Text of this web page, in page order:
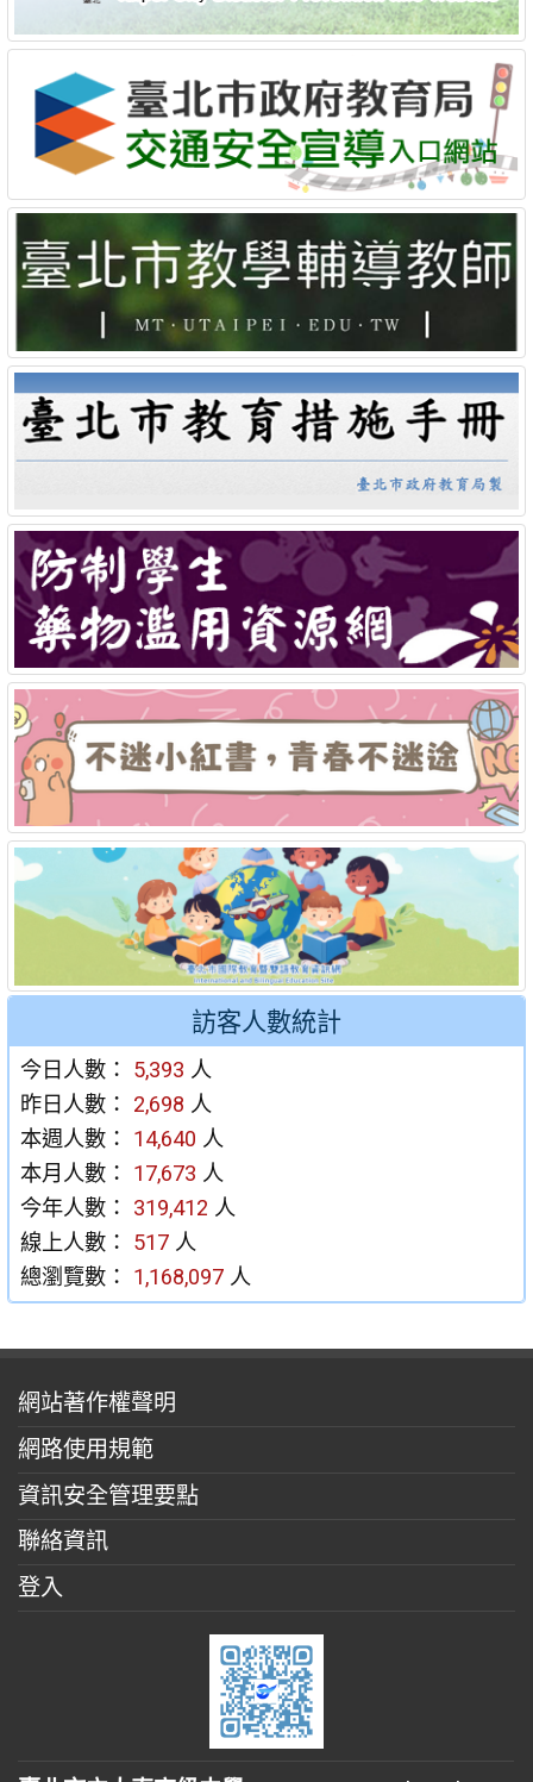
訪客人數統計
今日人數： 5,393 人
昨日人數：
2,698 人
本週人數：
14,640 人
本月人數：
17,673 人
今年人數：
319,412 人
線上人數：
517 人
總瀏覽數：
1,168,097 人
網站著作權聲明
網路使用規範
資訊安全管理要點
聯絡資訊
登入